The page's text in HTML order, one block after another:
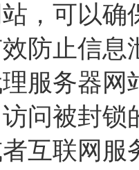
，可以确
防止信
服务器
问被封锁
互联网